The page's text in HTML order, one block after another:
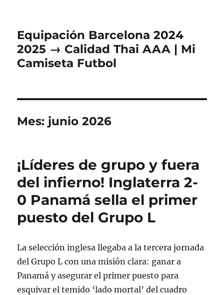
Equipación Barcelona 2024
2025 → Calidad Thai AAA | Mi
Camiseta Futbol
Mes: junio 2026
¡Líderes de grupo y fuera
del infierno! Inglaterra 2-
0 Panamá sella el primer
puesto del Grupo L
La selección inglesa llegaba a la tercera jornada
del Grupo L con una misión clara: ganar a
Panamá y asegurar el primer puesto para
esquivar el temido ‘lado mortal’ del cuadro